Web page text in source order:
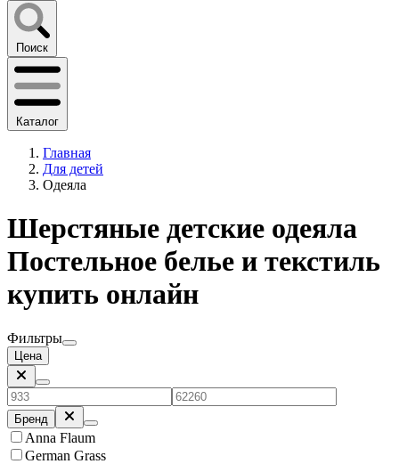
Поиск
Каталог
Главная
Для детей
Одеяла
Шерстяные детские одеяла
Постельное белье и текстиль
купить онлайн
Фильтры
Цена
Бренд
Anna Flaum
German Grass